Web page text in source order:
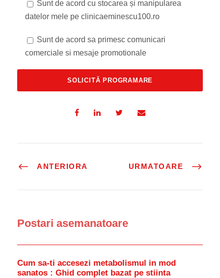
Sunt de acord cu stocarea și manipularea
datelor mele pe clinicaeminescu100.ro
Sunt de acord sa primesc comunicari
comerciale si mesaje promotionale
ANTERIORA URMATOARE
Postari asemanatoare
Cum sa-ti accesezi metabolismul in mod
sanatos : Ghid complet bazat pe stiinta